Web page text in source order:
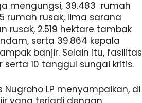
mengungsi, 39.483 rumah
rumah rusak, lima sarana
rusak, 2.519 hektare tambak
serta 39.864 kepala
banjir. Selain itu, fasilitas
10 tanggul sungai kritis.
Nugroho LP menyampaikan, di